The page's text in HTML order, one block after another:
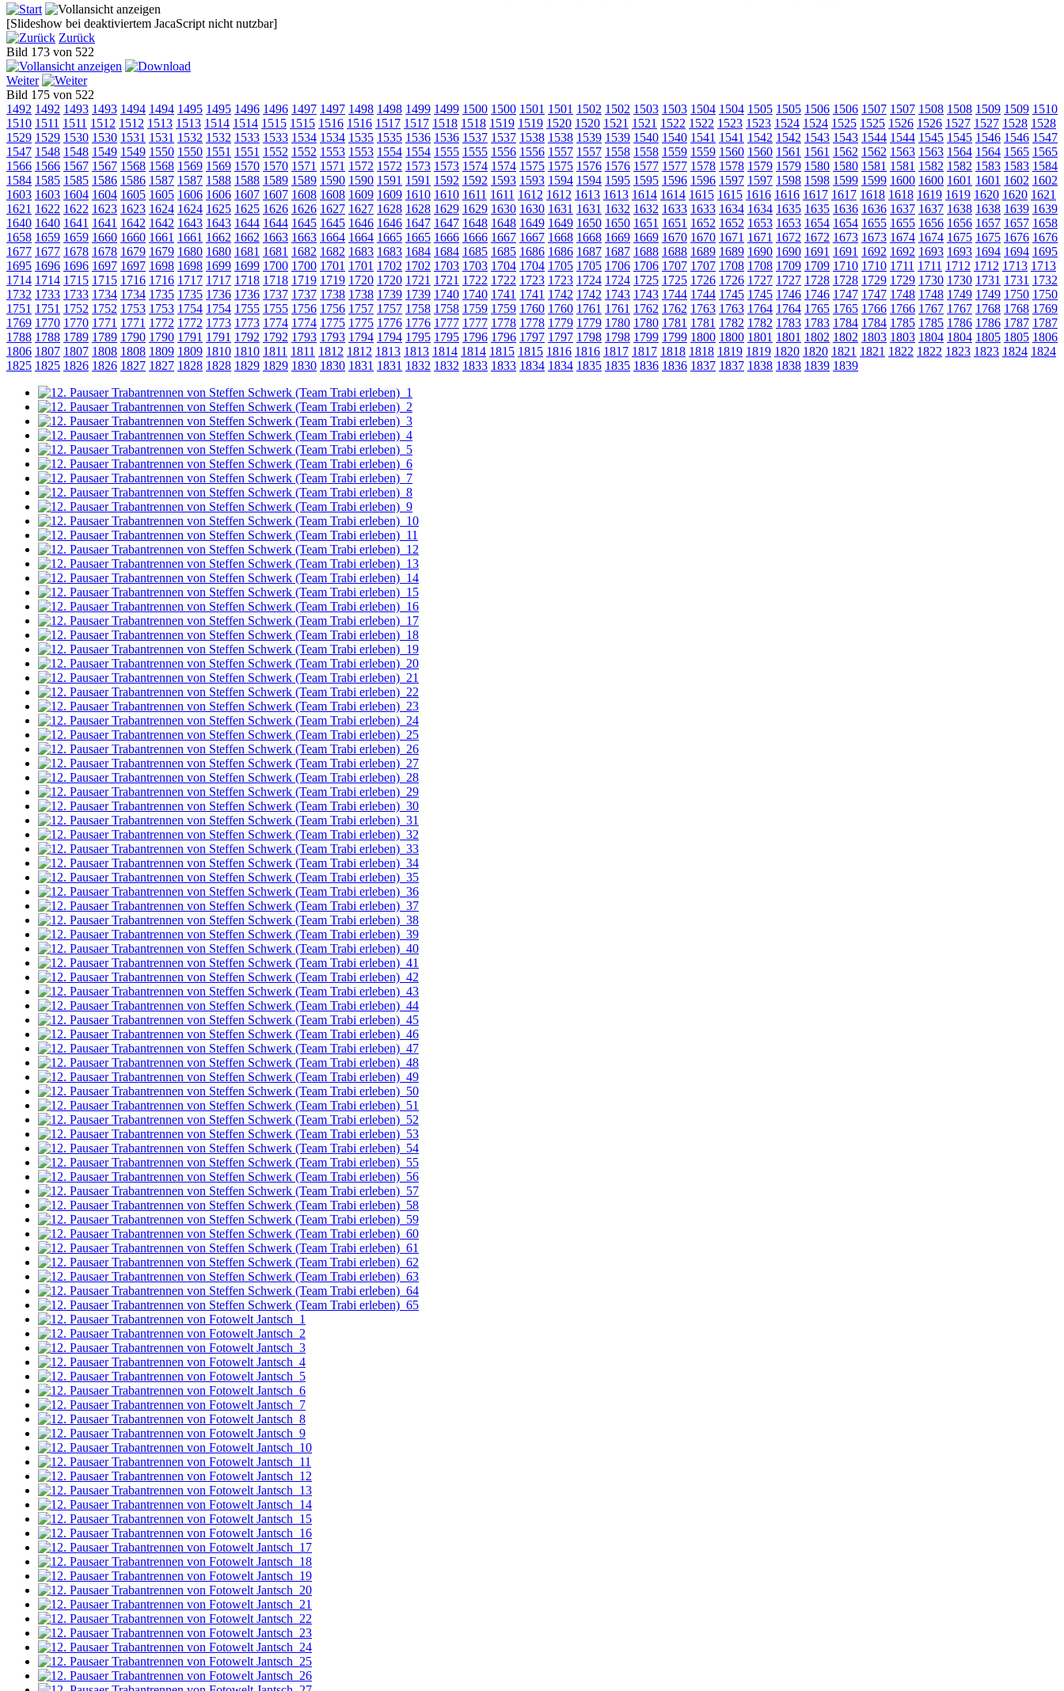
[Slideshow bei deaktiviertem JacaScript nicht nutzbar]
Zurück
Bild 173 von 522
Weiter
Bild 175 von 522
1492 1492 1493 1493 1494 1494 1495 1495 1496 1496 1497 1497 1498 1498 1499 1499 1500 1500 1501 1501 1502 1502 1503 1503 1504 1504 1505 1505 1506 1506 1507 1507 1508 1508 1509 1509 1510
1510 1511 1511 1512 1512 1513 1513 1514 1514 1515 1515 1516 1516 1517 1517 1518 1518 1519 1519 1520 1520 1521 1521 1522 1522 1523 1523 1524 1524 1525 1525 1526 1526 1527 1527 1528 1528
1529 1529 1530 1530 1531 1531 1532 1532 1533 1533 1534 1534 1535 1535 1536 1536 1537 1537 1538 1538 1539 1539 1540 1540 1541 1541 1542 1542 1543 1543 1544 1544 1545 1545 1546 1546 1547
1547 1548 1548 1549 1549 1550 1550 1551 1551 1552 1552 1553 1553 1554 1554 1555 1555 1556 1556 1557 1557 1558 1558 1559 1559 1560 1560 1561 1561 1562 1562 1563 1563 1564 1564 1565 1565
1566 1566 1567 1567 1568 1568 1569 1569 1570 1570 1571 1571 1572 1572 1573 1573 1574 1574 1575 1575 1576 1576 1577 1577 1578 1578 1579 1579 1580 1580 1581 1581 1582 1582 1583 1583 1584
1584 1585 1585 1586 1586 1587 1587 1588 1588 1589 1589 1590 1590 1591 1591 1592 1592 1593 1593 1594 1594 1595 1595 1596 1596 1597 1597 1598 1598 1599 1599 1600 1600 1601 1601 1602 1602
1603 1603 1604 1604 1605 1605 1606 1606 1607 1607 1608 1608 1609 1609 1610 1610 1611 1611 1612 1612 1613 1613 1614 1614 1615 1615 1616 1616 1617 1617 1618 1618 1619 1619 1620 1620 1621
1621 1622 1622 1623 1623 1624 1624 1625 1625 1626 1626 1627 1627 1628 1628 1629 1629 1630 1630 1631 1631 1632 1632 1633 1633 1634 1634 1635 1635 1636 1636 1637 1637 1638 1638 1639 1639
1640 1640 1641 1641 1642 1642 1643 1643 1644 1644 1645 1645 1646 1646 1647 1647 1648 1648 1649 1649 1650 1650 1651 1651 1652 1652 1653 1653 1654 1654 1655 1655 1656 1656 1657 1657 1658
1658 1659 1659 1660 1660 1661 1661 1662 1662 1663 1663 1664 1664 1665 1665 1666 1666 1667 1667 1668 1668 1669 1669 1670 1670 1671 1671 1672 1672 1673 1673 1674 1674 1675 1675 1676 1676
1677 1677 1678 1678 1679 1679 1680 1680 1681 1681 1682 1682 1683 1683 1684 1684 1685 1685 1686 1686 1687 1687 1688 1688 1689 1689 1690 1690 1691 1691 1692 1692 1693 1693 1694 1694 1695
1695 1696 1696 1697 1697 1698 1698 1699 1699 1700 1700 1701 1701 1702 1702 1703 1703 1704 1704 1705 1705 1706 1706 1707 1707 1708 1708 1709 1709 1710 1710 1711 1711 1712 1712 1713 1713
1714 1714 1715 1715 1716 1716 1717 1717 1718 1718 1719 1719 1720 1720 1721 1721 1722 1722 1723 1723 1724 1724 1725 1725 1726 1726 1727 1727 1728 1728 1729 1729 1730 1730 1731 1731 1732
1732 1733 1733 1734 1734 1735 1735 1736 1736 1737 1737 1738 1738 1739 1739 1740 1740 1741 1741 1742 1742 1743 1743 1744 1744 1745 1745 1746 1746 1747 1747 1748 1748 1749 1749 1750 1750
1751 1751 1752 1752 1753 1753 1754 1754 1755 1755 1756 1756 1757 1757 1758 1758 1759 1759 1760 1760 1761 1761 1762 1762 1763 1763 1764 1764 1765 1765 1766 1766 1767 1767 1768 1768 1769
1769 1770 1770 1771 1771 1772 1772 1773 1773 1774 1774 1775 1775 1776 1776 1777 1777 1778 1778 1779 1779 1780 1780 1781 1781 1782 1782 1783 1783 1784 1784 1785 1785 1786 1786 1787 1787
1788 1788 1789 1789 1790 1790 1791 1791 1792 1792 1793 1793 1794 1794 1795 1795 1796 1796 1797 1797 1798 1798 1799 1799 1800 1800 1801 1801 1802 1802 1803 1803 1804 1804 1805 1805 1806
1806 1807 1807 1808 1808 1809 1809 1810 1810 1811 1811 1812 1812 1813 1813 1814 1814 1815 1815 1816 1816 1817 1817 1818 1818 1819 1819 1820 1820 1821 1821 1822 1822 1823 1823 1824 1824
1825 1825 1826 1826 1827 1827 1828 1828 1829 1829 1830 1830 1831 1831 1832 1832 1833 1833 1834 1834 1835 1835 1836 1836 1837 1837 1838 1838 1839 1839